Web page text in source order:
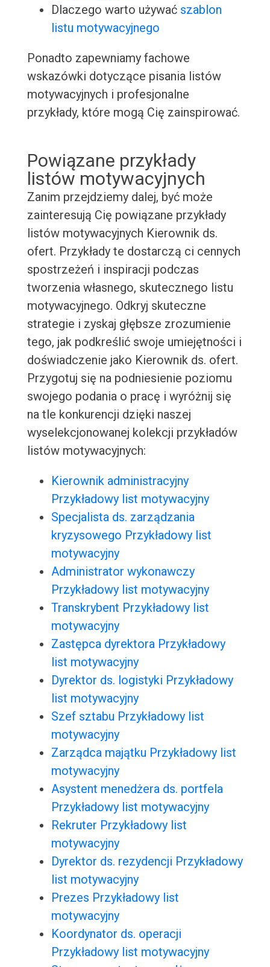
Dlaczego warto używać szablon
listu motywacyjnego
Ponadto zapewniamy fachowe
wskazówki dotyczące pisania listów
motywacyjnych i profesjonalne
przykłady, które mogą Cię zainspirować.
Powiązane przykłady
listów motywacyjnych
Zanim przejdziemy dalej, być może
zainteresują Cię powiązane przykłady
listów motywacyjnych Kierownik ds.
ofert. Przykłady te dostarczą ci cennych
spostrzeżeń i inspiracji podczas
tworzenia własnego, skutecznego listu
motywacyjnego. Odkryj skuteczne
strategie i zyskaj głębsze zrozumienie
tego, jak podkreślić swoje umiejętności i
doświadczenie jako Kierownik ds. ofert.
Przygotuj się na podniesienie poziomu
swojego podania o pracę i wyróżnij się
na tle konkurencji dzięki naszej
wyselekcjonowanej kolekcji przykładów
listów motywacyjnych:
Kierownik administracyjny
Przykładowy list motywacyjny
Specjalista ds. zarządzania
kryzysowego Przykładowy list
motywacyjny
Administrator wykonawczy
Przykładowy list motywacyjny
Transkrybent Przykładowy list
motywacyjny
Zastępca dyrektora Przykładowy
list motywacyjny
Dyrektor ds. logistyki Przykładowy
list motywacyjny
Szef sztabu Przykładowy list
motywacyjny
Zarządca majątku Przykładowy list
motywacyjny
Asystent menedżera ds. portfela
Przykładowy list motywacyjny
Rekruter Przykładowy list
motywacyjny
Dyrektor ds. rezydencji Przykładowy
list motywacyjny
Prezes Przykładowy list
motywacyjny
Koordynator ds. operacji
Przykładowy list motywacyjny